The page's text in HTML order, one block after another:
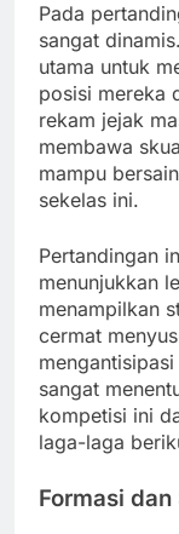
Pada
sangat
utama untuk
posisi mereka
rekam jejak
membawa
mampu
sekelas ini.
Pertandingan
menunjukkan
menampilkan
cermat
sangat
kompetisi ini
laga-laga
Formasi